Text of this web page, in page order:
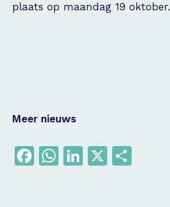
plaats op maandag 19 oktober.
Meer nieuws
Facebook
WhatsApp
LinkedIn
X